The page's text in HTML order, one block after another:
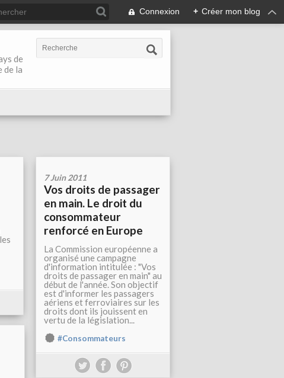
Connexion + Créer mon blog
de
de la
7 Juin 2011
Vos droits de passager
en main. Le droit du
consommateur
renforcé en Europe
La Commission européenne a
organisé une campagne
d'information intitulée : "Vos
droits de passager en main" au
début de l'année. Son objectif
est d'informer les passagers
aériens et ferroviaires sur les
droits dont ils jouissent en
vertu de la législation...
#Consommateurs